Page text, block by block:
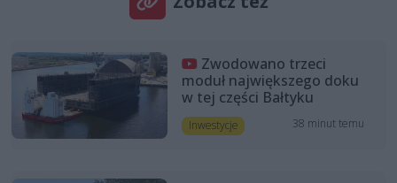
Zwodowano trzeci
moduł największego doku
w tej części Bałtyku
Inwestycje 38 minut temu